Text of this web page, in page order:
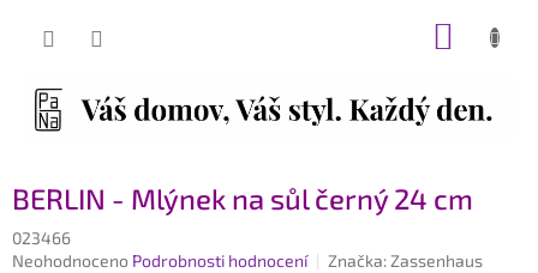
BERLIN - Mlýnek na sůl černý 24 cm
023466
Průměrné
Neohodnoceno Podrobnosti hodnocení Značka:Zassenhaus